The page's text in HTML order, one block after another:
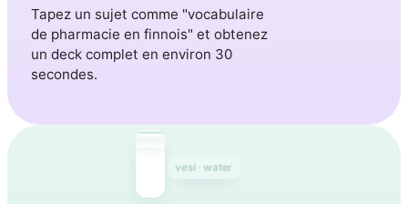
Tapez un sujet comme "vocabulaire
de pharmacie en finnois" et obtenez
un deck complet en environ 30
secondes.